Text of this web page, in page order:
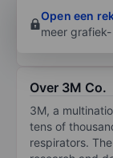
Open een
meer
Over 3M Co.
3M, a
tens of
respirators.